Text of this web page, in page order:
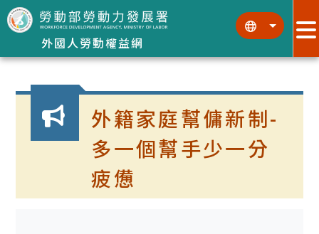
跳到主要內容區塊
外國人勞動權益網
::: :::
:::
外籍家庭幫傭新制-
多一個幫手少一分
疲憊